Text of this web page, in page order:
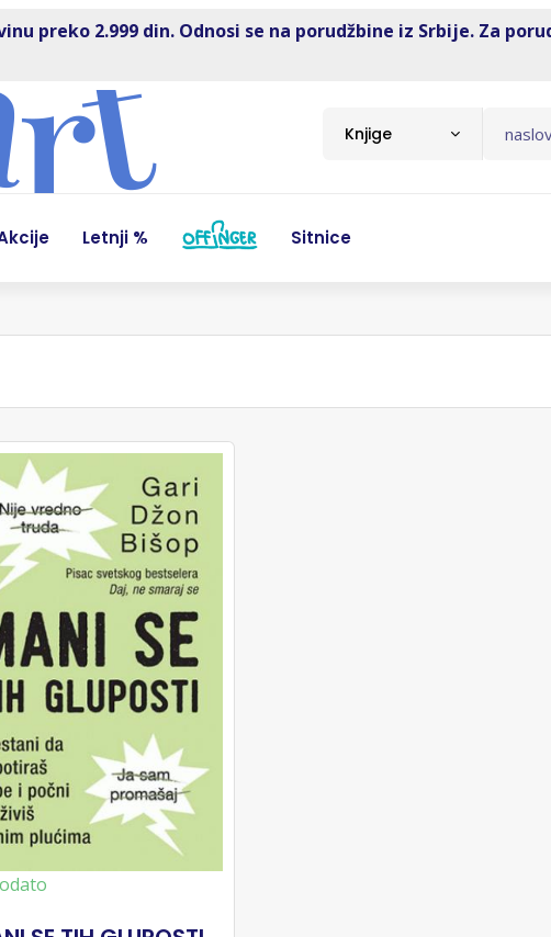
preko 2.999 din. Odnosi se na porudžbine iz Srbije. Za
Knjige
Letnji % Sitnice